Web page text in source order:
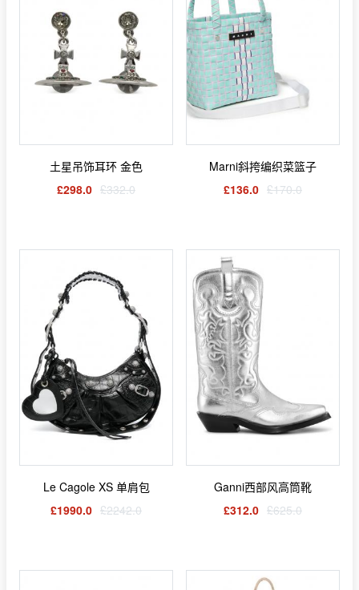
土星吊饰耳环 金色
£298.0 £332.0
Marni斜挎编织菜篮子
£136.0 £170.0
Le Cagole XS 单肩包
£1990.0 £2242.0
Ganni西部风高筒靴
£312.0 £625.0